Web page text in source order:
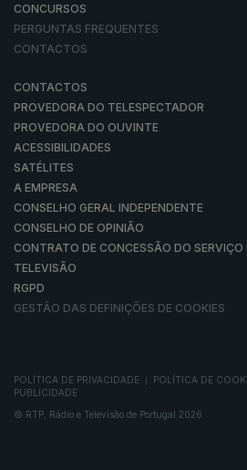
CONCURSOS
PERGUNTAS FREQUENTES
CONTACTOS
CONTACTOS
PROVEDORA DO TELESPECTADOR
PROVEDORA DO OUVINTE
ACESSIBILIDADES
SATÉLITES
A EMPRESA
CONSELHO GERAL INDEPENDENTE
CONSELHO DE OPINIÃO
CONTRATO DE CONCESSÃO DO SERVIÇO
TELEVISÃO
RGPD
GESTÃO DAS DEFINIÇÕES DE COOKIES
POLÍTICA DE PRIVACIDADE POLÍTICA DE
PUBLICIDADE
© RTP, Rádio e Televisão de Portugal 2026